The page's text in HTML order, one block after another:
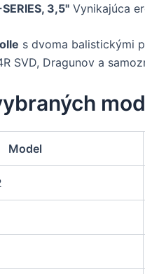
3,5" Vynikajúca
s dvoma balistickými
SVD, Dragunov a
Model